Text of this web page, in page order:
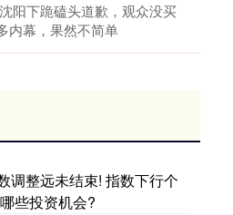
阳下跪磕头道歉，观众没买
内幕，果然不简单
调整远未结束! 指数下行个
些投资机会?